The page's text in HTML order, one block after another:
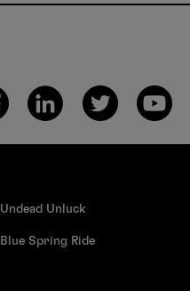
Undead Unluck
Blue Spring Ride